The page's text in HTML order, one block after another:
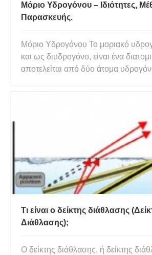
Μόριο Υδρογόνου – Ιδιότητες,
Παρασκευής.
Μόριο Υδρογόνου Το μοριακό υδρογόνο, γνωστό
και ως διυδρογόνο, είναι ένα
αποτελείται από δύο άτομα
χημικό τύπο Η2. Το μόριο του
χρησιμοποιείται για την
Τι είναι ο δείκτης διάθλασης
Διάθλασης);
Ο δείκτης διάθλασης, ή δείκτης